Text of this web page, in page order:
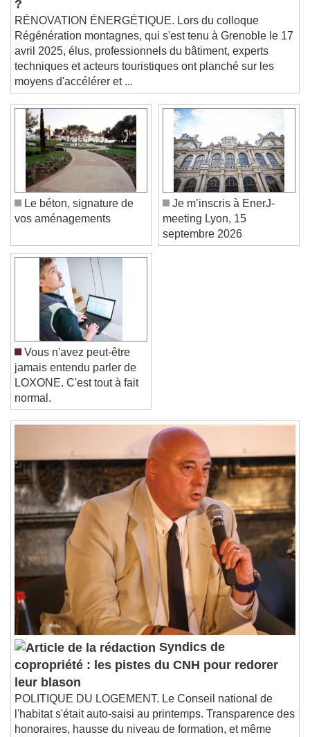
This is a modal window.
Beginning of dialog window. Escape will cancel
and close the window.
Text
Text Background
Color Opacity
Caption Area Background
Color Opacity
Font Size
Text Edge Style
Font Family
Reset
Done
Close Modal Dialog
?
RÉNOVATION ÉNERGÉTIQUE. Lors du colloque
Régénération montagnes, qui s'est tenu à Grenoble le 17
avril 2025, élus, professionnels du bâtiment, experts
techniques et acteurs touristiques ont planché sur les
moyens d'accélérer et ...
Le béton, signature de
Je m’inscris à EnerJ-
meeting Lyon, 15
septembre 2026
Vous n'avez peut-être
jamais entendu parler de
LOXONE. C'est tout à fait
normal.
Syndics de
copropriété : les pistes du CNH pour redorer
leur blason
POLITIQUE DU LOGEMENT. Le Conseil national de
l'habitat s'était auto-saisi au printemps. Transparence des